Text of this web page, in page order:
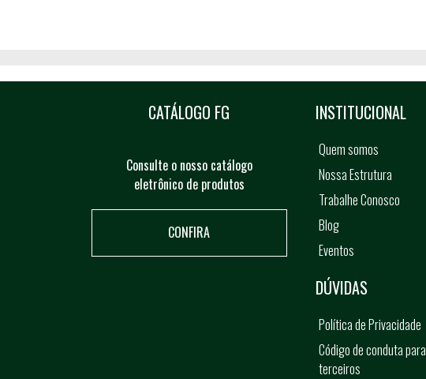
CATÁLOGO FG
Consulte o nosso catálogo
eletrônico de produtos
CONFIRA
INSTITUCIONAL
Quem somos
Nossa Estrutura
Trabalhe Conosco
Blog
Eventos
DÚVIDAS
Política de Privacidade
Código de conduta para
terceiros